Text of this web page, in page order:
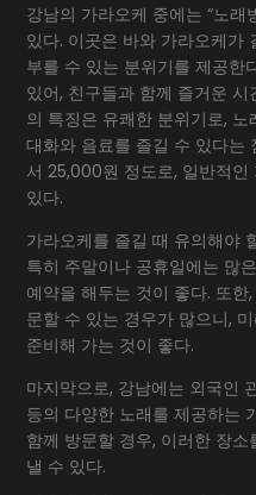
강남의 가라오케 중에는 “노래
있다. 이곳은 바와 가라오케가
부를 수 있는 분위기를 제공한
있어, 친구들과 함께 즐거운
의 특징은 유쾌한 분위기로,
대화와 음료를 즐길 수 있다는
서 25,000원 정도로, 일반적
있다.
가라오케를 즐길 때 유의해야
특히 주말이나 공휴일에는 많
예약을 해두는 것이 좋다. 또
문할 수 있는 경우가 많으니,
준비해 가는 것이 좋다.
마지막으로, 강남에는 외국인
등의 다양한 노래를 제공하는
함께 방문할 경우, 이러한 장
낼 수 있다.